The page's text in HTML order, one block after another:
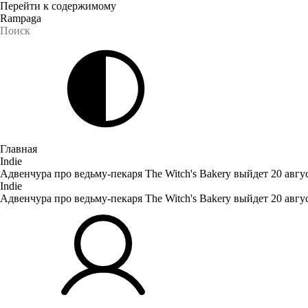
Перейти к содержимому
Rampaga
Главная
Indie
Адвенчура про ведьму-пекаря The Witch's Bakery выйдет 20
Indie
Адвенчура про ведьму-пекаря The Witch's Bakery выйдет 20